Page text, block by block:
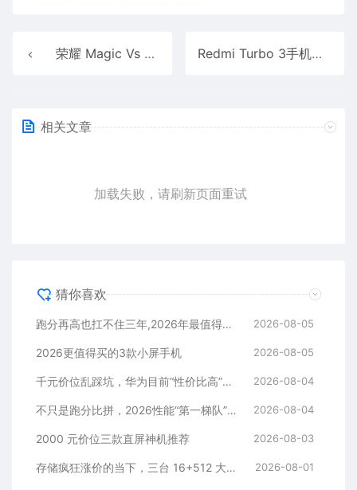
荣耀 Magic Vs 折叠屏国际版正式发布：售价11750元起 Redmi Turbo 3手机怎么样 Redmi Turbo 3手机详细评测
相关文章
加载失败，请刷新页面重试
猜你喜欢
跑分再高也扛不住三年,2026年最值得长期用的5款手机 2026-08-05
2026更值得买的3款小屏手机 2026-08-05
千元价位乱踩坑，华为目前“性价比高”的3款手机 2026-08-04
不只是跑分比拼，2026性能“第一梯队”的旗舰手机 2026-08-04
2000 元价位三款直屏神机推荐 2026-08-03
存储疯狂涨价的当下，三台 16+512 大存储旗舰，一步告别清内存内耗 2026-08-01